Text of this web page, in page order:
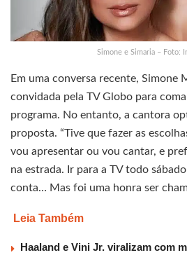
Simone e Simaria – Foto:
Em uma conversa recente, Simone
convidada pela TV Globo para
programa. No entanto, a cantora
proposta. “Tive que fazer as
vou apresentar ou vou cantar, e
na estrada. Ir para a TV todo
conta… Mas foi uma honra ser
Leia Também
Haaland e Vini Jr. viralizam com